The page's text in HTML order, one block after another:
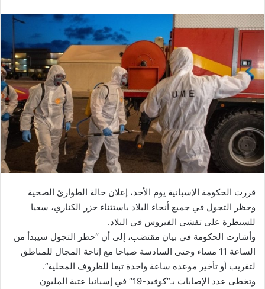
قررت الحكومة الإسبانية يوم الأحد، إعلان حالة الطوارئ الصحية
وحظر التجول في جميع أنحاء البلاد باستثناء جزر الكناري، سعيا
للسيطرة على تفشي الفيروس في البلاد.
وأشارت الحكومة في بيان مقتضب، إلى أن “حظر التجول سيبدأ من
الساعة 11 مساء وحتى السادسة صباحا مع إتاحة المجال للمناطق
لتقريب أو تأخير موعده ساعة واحدة تبعا للظروف المحلية”.
وتخطى عدد الإصابات بـ”كوفيد-19″ في إسبانيا عتبة المليون